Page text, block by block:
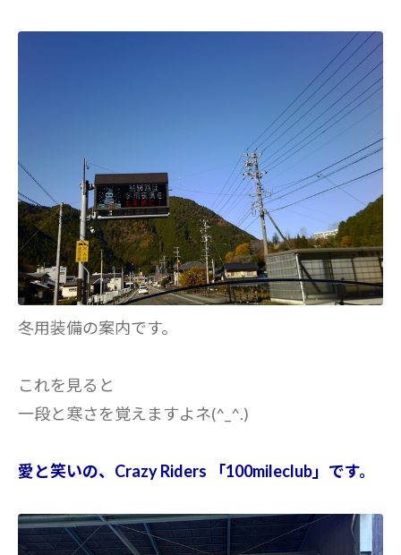
冬用装備の案内です。
これを見ると
一段と寒さを覚えますよネ(^_^.)
愛と笑いの、Crazy Riders 「100mileclub」です。